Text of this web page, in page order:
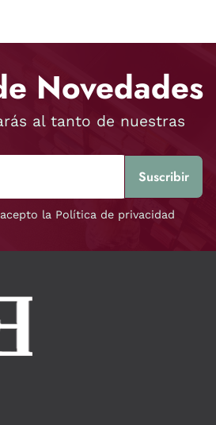
Novedades
al tanto de nuestras
la Política de privacidad